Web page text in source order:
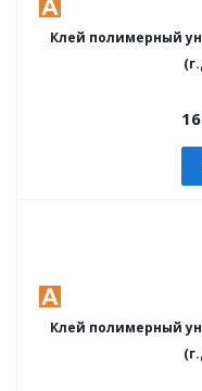
Клей полимерный
Клей полимерный